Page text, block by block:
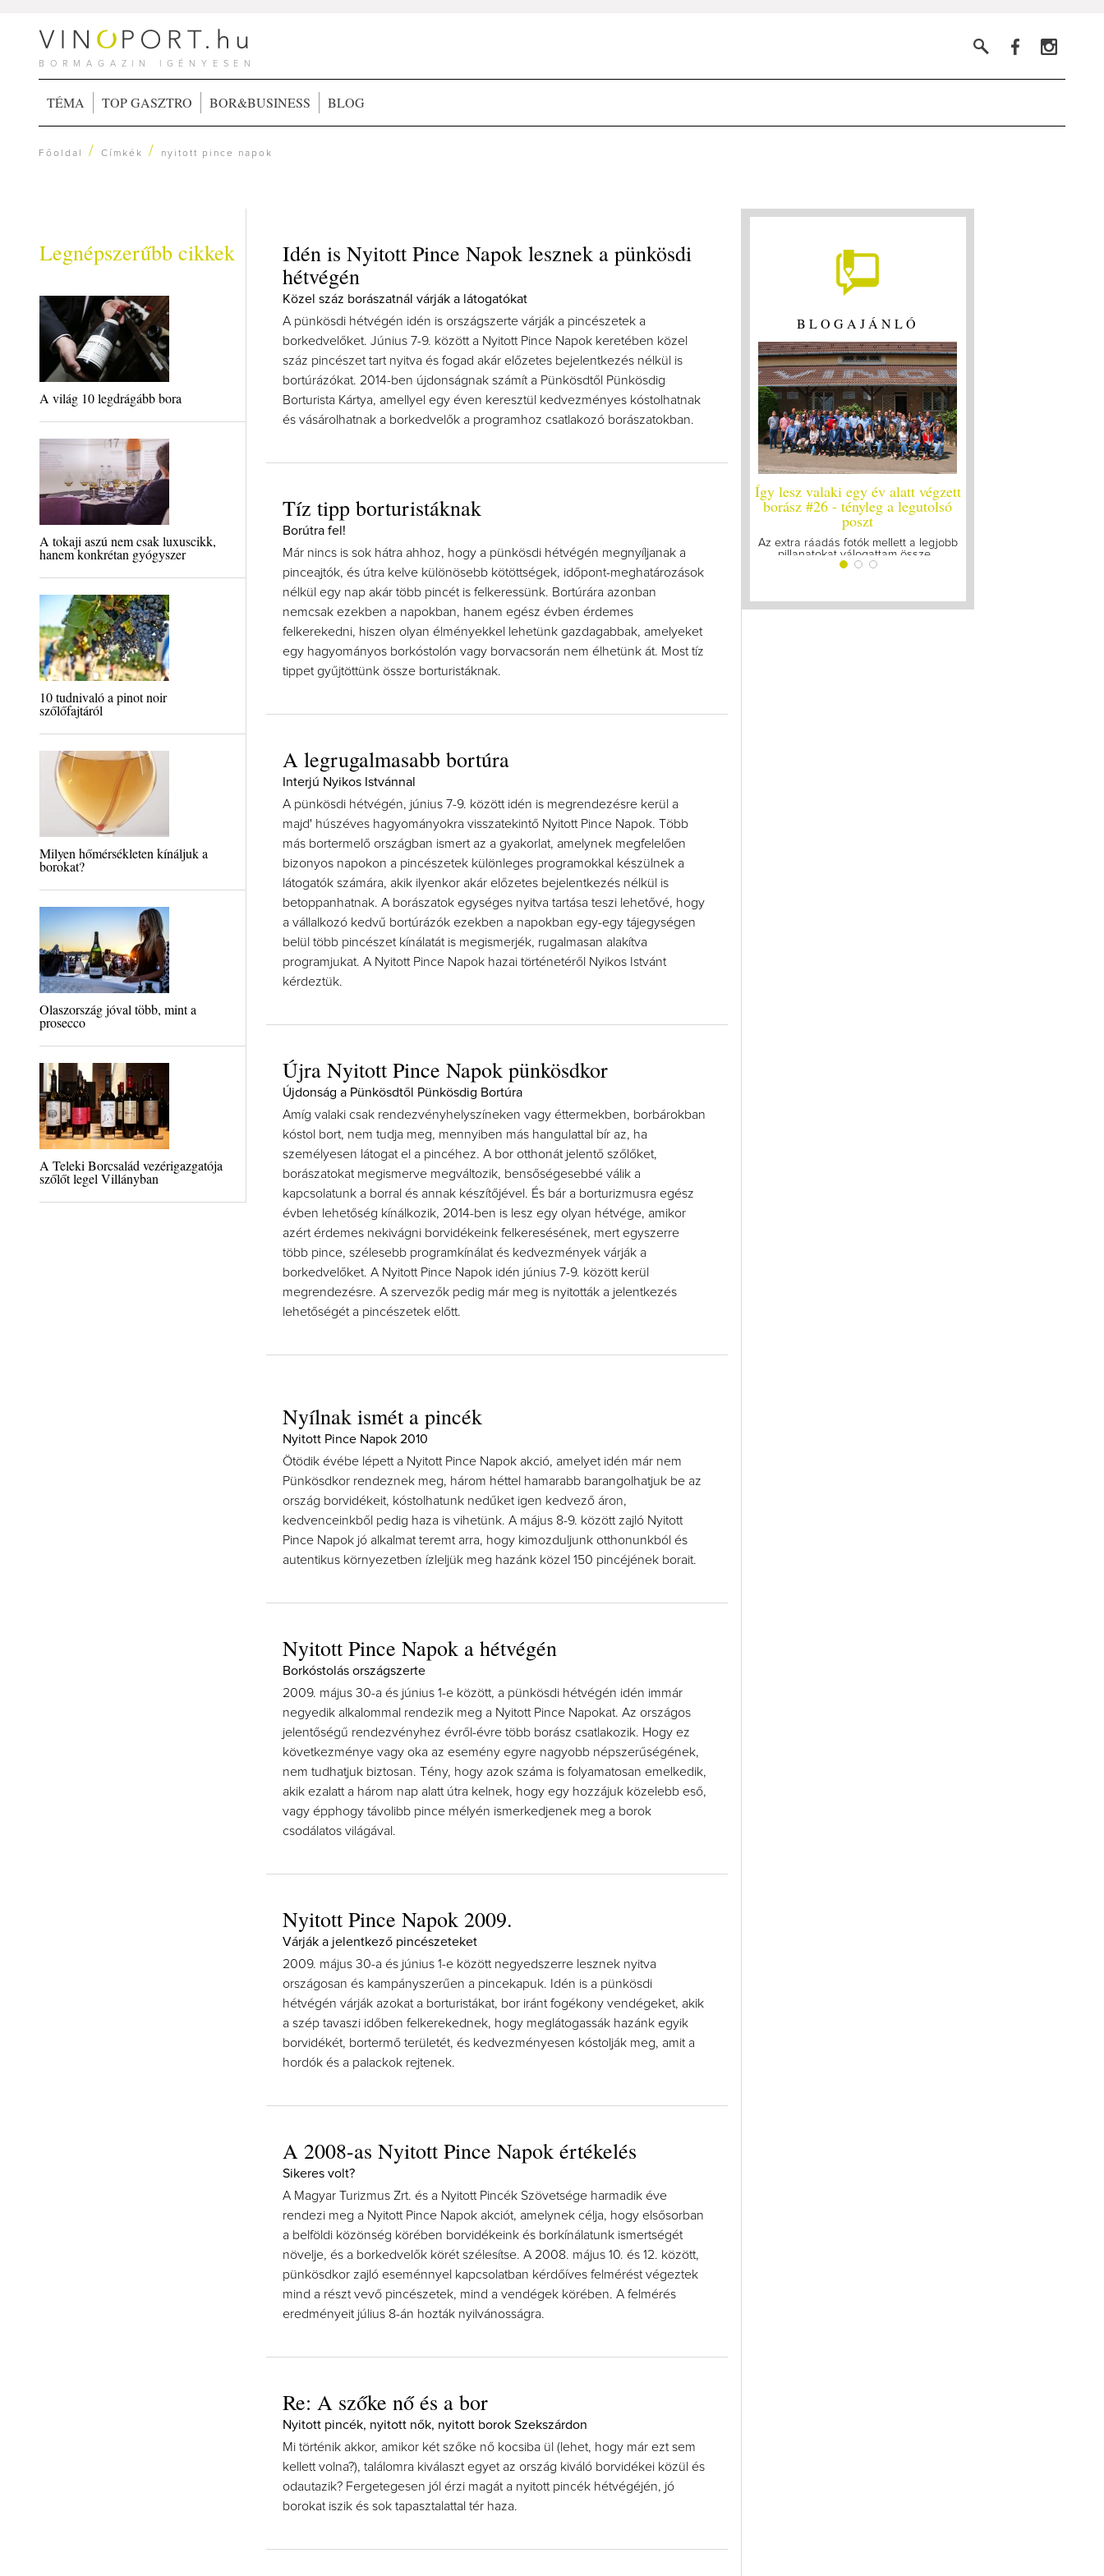
BORMAGAZIN IGÉNYESEN
TÉMA TOP GASZTRO BOR&BUSINESS BLOG
Főoldal /Címkék / nyitott pince napok
Legnépszerűbb cikkek
A világ 10 legdrágább bora
A tokaji aszú nem csak luxuscikk,
hanem konkrétan gyógyszer
10 tudnivaló a pinot noir
szőlőfajtáról
Milyen hőmérsékleten kínáljuk a
borokat?
Olaszország jóval több, mint a
prosecco
A Teleki Borcsalád vezérigazgatója
szőlőt legel Villányban
Idén is Nyitott Pince Napok lesznek a pünkösdi
hétvégén
Közel száz borászatnál várják a látogatókat
A pünkösdi hétvégén idén is országszerte várják a pincészetek a
borkedvelőket. Június 7-9. között a Nyitott Pince Napok keretében közel
száz pincészet tart nyitva és fogad akár előzetes bejelentkezés nélkül is
bortúrázókat. 2014-ben újdonságnak számít a Pünkösdtől Pünkösdig
Borturista Kártya, amellyel egy éven keresztül kedvezményes kóstolhatnak
és vásárolhatnak a borkedvelők a programhoz csatlakozó borászatokban.
Tíz tipp borturistáknak
Borútra fel!
Már nincs is sok hátra ahhoz, hogy a pünkösdi hétvégén megnyíljanak a
pinceajtók, és útra kelve különösebb kötöttségek, időpont-meghatározások
nélkül egy nap akár több pincét is felkeressünk. Bortúrára azonban
nemcsak ezekben a napokban, hanem egész évben érdemes
felkerekedni, hiszen olyan élményekkel lehetünk gazdagabbak, amelyeket
egy hagyományos borkóstolón vagy borvacsorán nem élhetünk át. Most tíz
tippet gyűjtöttünk össze borturistáknak.
A legrugalmasabb bortúra
Interjú Nyikos Istvánnal
A pünkösdi hétvégén, június 7-9. között idén is megrendezésre kerül a
majd' húszéves hagyományokra visszatekintő Nyitott Pince Napok. Több
más bortermelő országban ismert az a gyakorlat, amelynek megfelelően
bizonyos napokon a pincészetek különleges programokkal készülnek a
látogatók számára, akik ilyenkor akár előzetes bejelentkezés nélkül is
betoppanhatnak. A borászatok egységes nyitva tartása teszi lehetővé, hogy
a vállalkozó kedvű bortúrázók ezekben a napokban egy-egy tájegységen
belül több pincészet kínálatát is megismerjék, rugalmasan alakítva
programjukat. A Nyitott Pince Napok hazai történetéről Nyikos Istvánt
kérdeztük.
Újra Nyitott Pince Napok pünkösdkor
Újdonság a Pünkösdtől Pünkösdig Bortúra
Amíg valaki csak rendezvényhelyszíneken vagy éttermekben, borbárokban
kóstol bort, nem tudja meg, mennyiben más hangulattal bír az, ha
személyesen látogat el a pincéhez. A bor otthonát jelentő szőlőket,
borászatokat megismerve megváltozik, bensőségesebbé válik a
kapcsolatunk a borral és annak készítőjével. És bár a borturizmusra egész
évben lehetőség kínálkozik, 2014-ben is lesz egy olyan hétvége, amikor
azért érdemes nekivágni borvidékeink felkeresésének, mert egyszerre
több pince, szélesebb programkínálat és kedvezmények várják a
borkedvelőket. A Nyitott Pince Napok idén június 7-9. között kerül
megrendezésre. A szervezők pedig már meg is nyitották a jelentkezés
lehetőségét a pincészetek előtt.
Nyílnak ismét a pincék
Nyitott Pince Napok 2010
Ötödik évébe lépett a Nyitott Pince Napok akció, amelyet idén már nem
Pünkösdkor rendeznek meg, három héttel hamarabb barangolhatjuk be az
ország borvidékeit, kóstolhatunk nedűket igen kedvező áron,
kedvenceinkből pedig haza is vihetünk. A május 8-9. között zajló Nyitott
Pince Napok jó alkalmat teremt arra, hogy kimozduljunk otthonunkból és
autentikus környezetben ízleljük meg hazánk közel 150 pincéjének borait.
Nyitott Pince Napok a hétvégén
Borkóstolás országszerte
2009. május 30-a és június 1-e között, a pünkösdi hétvégén idén immár
negyedik alkalommal rendezik meg a Nyitott Pince Napokat. Az országos
jelentőségű rendezvényhez évről-évre több borász csatlakozik. Hogy ez
következménye vagy oka az esemény egyre nagyobb népszerűségének,
nem tudhatjuk biztosan. Tény, hogy azok száma is folyamatosan emelkedik,
akik ezalatt a három nap alatt útra kelnek, hogy egy hozzájuk közelebb eső,
vagy épphogy távolibb pince mélyén ismerkedjenek meg a borok
csodálatos világával.
Nyitott Pince Napok 2009.
Várják a jelentkező pincészeteket
2009. május 30-a és június 1-e között negyedszerre lesznek nyitva
országosan és kampányszerűen a pincekapuk. Idén is a pünkösdi
hétvégén várják azokat a borturistákat, bor iránt fogékony vendégeket, akik
a szép tavaszi időben felkerekednek, hogy meglátogassák hazánk egyik
borvidékét, bortermő területét, és kedvezményesen kóstolják meg, amit a
hordók és a palackok rejtenek.
A 2008-as Nyitott Pince Napok értékelés
Sikeres volt?
A Magyar Turizmus Zrt. és a Nyitott Pincék Szövetsége harmadik éve
rendezi meg a Nyitott Pince Napok akciót, amelynek célja, hogy elsősorban
a belföldi közönség körében borvidékeink és borkínálatunk ismertségét
növelje, és a borkedvelők körét szélesítse. A 2008. május 10. és 12. között,
pünkösdkor zajló eseménnyel kapcsolatban kérdőíves felmérést végeztek
mind a részt vevő pincészetek, mind a vendégek körében. A felmérés
eredményeit július 8-án hozták nyilvánosságra.
Re: A szőke nő és a bor
Nyitott pincék, nyitott nők, nyitott borok Szekszárdon
Mi történik akkor, amikor két szőke nő kocsiba ül (lehet, hogy már ezt sem
kellett volna?), találomra kiválaszt egyet az ország kiváló borvidékei közül és
odautazik? Fergetegesen jól érzi magát a nyitott pincék hétvégéjén, jó
borokat iszik és sok tapasztalattal tér haza.
BLOGAJÁNLÓ
pillanatokat válogattam össze...
Így lesz valaki egy év alatt végzett
borász #25
Megírtuk a modulzáró vizsgákat, már
lázasan készülünk az utolsó...